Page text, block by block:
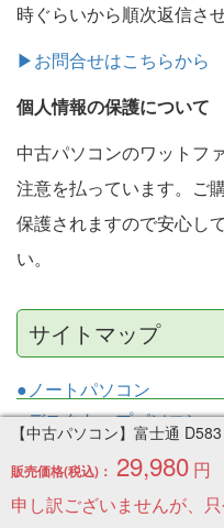
【中古パソコン】富士通
販売価格(税込)： 29,980 円
申し訳ございませんが、只
時ぐらいから順次返信さ
▶お問合せはこちらから
個人情報の保護について
中古パソコンのワットフ
注意を払っています。ご
保護されますので安心し
い。
サイトマップ
●ノートパソコン
●デスクトップパソコン
●ゲーミングパソコン